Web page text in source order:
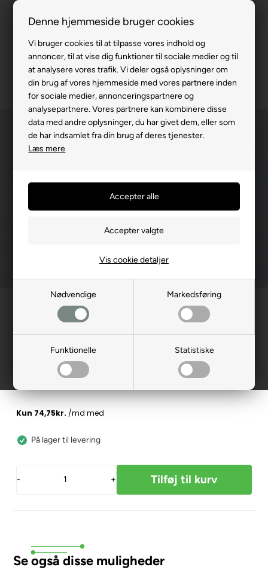
Denne hjemmeside bruger cookies
Vi bruger cookies til at tilpasse vores indhold og
annoncer, til at vise dig funktioner til sociale medier og til
at analysere vores trafik. Vi deler også oplysninger om
din brug af vores hjemmeside med vores partnere inden
for sociale medier, annonceringspartnere og
analysepartnere. Vores partnere kan kombinere disse
data med andre oplysninger, du har givet dem, eller som
de har indsamlet fra din brug af deres tjenester.
Læs mere
Nødvendige Markedsføring
Funktionelle Statistiske
Vis cookie detaljer
Fremvisning hos dig
Gratis levering v. køb for 799,-
Service hos dig
3 års garanti
63 15 00 00
Reservedele»
Nummerpladelygte, LM-Speed 25
138075
299,00DKK
På lager til levering
- +
Se også disse muligheder